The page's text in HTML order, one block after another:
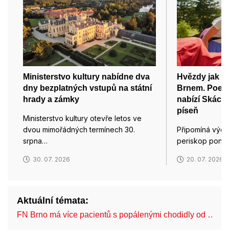
Ministerstvo kultury nabídne dva
dny bezplatných vstupů na státní
hrady a zámky
Ministerstvo kultury otevře letos ve
dvou mimořádných termínech 30.
srpna…
30. 07. 2026
Hvězdy jak
Brnem.
nabízí
píseň
Připomíná
periskop
20. 07. 2026
Aktuální témata:
FN Brno má více pacientů s popálenými chodidly od …